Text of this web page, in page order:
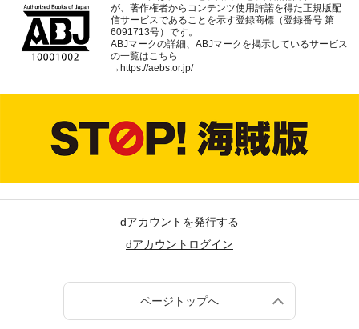
が、著作権者からコンテンツ使用許諾を得た正規版配
信サービスであることを示す登録商標（登録番号 第
6091713号）です。
ABJマークの詳細、ABJマークを掲示しているサービス
の一覧はこちら
→ https://aebs.or.jp/
dアカウントを発行する
dアカウントログイン
ページトップへ